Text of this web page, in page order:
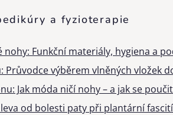
a fyzioterapie
Funkční materiály, hygiena a
Průvodce výběrem vlněných vložek
Jak móda ničí nohy – a jak se
od bolesti paty při plantární